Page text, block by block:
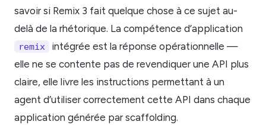
savoir si Remix 3 fait quelque chose à ce sujet au-
delà de la rhétorique. La compétence d’application
remix
intégrée est la réponse opérationnelle —
elle ne se contente pas de revendiquer une API plus
claire, elle livre les instructions permettant à un
agent d’utiliser correctement cette API dans chaque
application générée par scaffolding.